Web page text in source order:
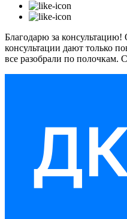
Благодарю за
консультации дают только
все разобрали по полочкам.